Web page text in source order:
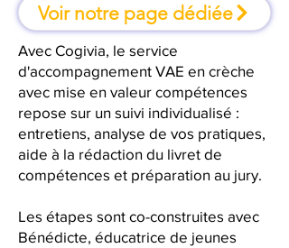
Voir notre page dédiée
Avec Cogivia, le service
d'accompagnement VAE en crèche
avec mise en valeur compétences
repose sur un suivi individualisé :
entretiens, analyse de vos pratiques,
aide à la rédaction du livret de
compétences et préparation au jury.
Les étapes sont co-construites avec
Bénédicte, éducatrice de jeunes